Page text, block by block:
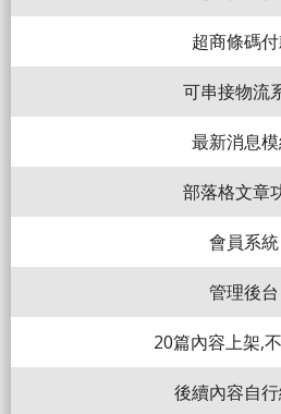
超商條碼
可串接物流
最新消息
部落格文章
會員系統
管理後台
20篇內容上架,
後續內容自